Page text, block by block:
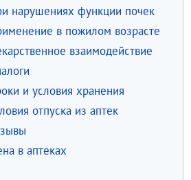
нарушениях функции почек
в пожилом возрасте
взаимодействие
и условия хранения
отпуска из аптек
в аптеках